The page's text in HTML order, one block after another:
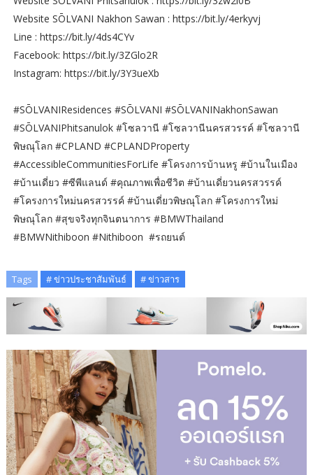
Website SŌLVANI Nakhon Sawan : https://bit.ly/4erkyvj
Line : https://bit.ly/4ds4CYv
Facebook: https://bit.ly/3ZGlo2R
Instagram: https://bit.ly/3Y3ueXb
#SŌLVANIResidences #SŌLVANI #SŌLVANINakhonSawan
#SŌLVANIPhitsanulok #โซลวานี #โซลวานีนครสวรรค์ #โซลวานี
พิษณุโลก #CPLAND #CPLANDProperty
#AccessibleCommunitiesForLife #โครงการบ้านหรู #บ้านในเมือง
#บ้านเดี่ยว #ซีพีแลนด์ #คุณภาพเพื่อชีวิต #บ้านเดี่ยวนครสวรรค์
#โครงการใหม่นครสวรรค์ #บ้านเดี่ยวพิษณุโลก #โครงการใหม่
พิษณุโลก #สุขจริงทุกจินตนาการ #BMWThailand
#BMWNithiboon #Nithiboon #รถยนต์
Tags # ข่าวประชาสัมพันธ์ # ข่าวสาร